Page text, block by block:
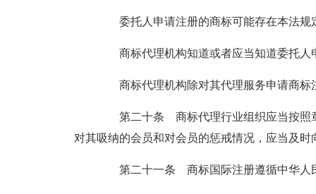
委托人申请注册的商标可能存在本法规
商标代理机构知道或者应当知道委托人
商标代理机构除对其代理服务申请商标
第二十条 商标代理行业组织应当按照章
对其吸纳的会员和对会员的惩戒情况，应当及时
第二十一条 商标国际注册遵循中华人民